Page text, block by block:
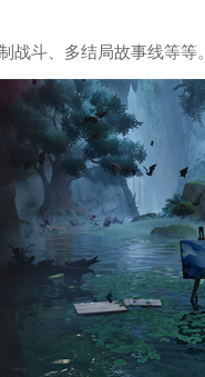
斗、多结局故事线等等。